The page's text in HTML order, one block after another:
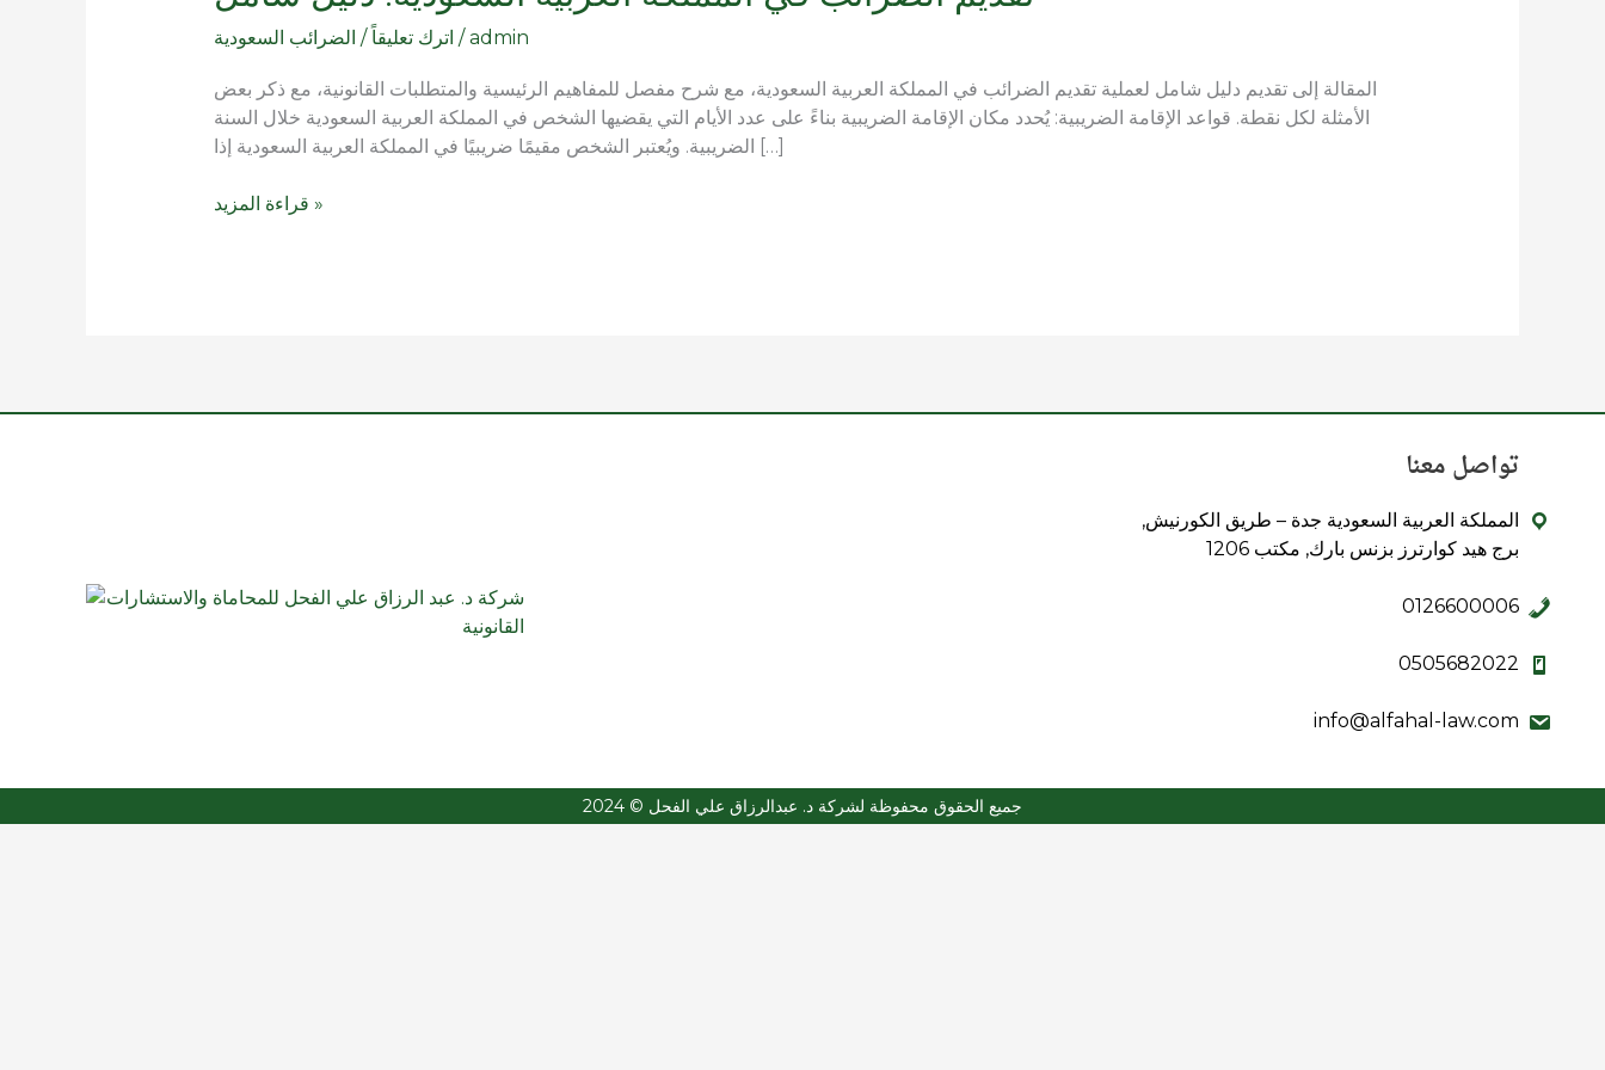
اترك تعليقاً / الضرائب السعودية /admin
المقالة إلى تقديم دليل شامل لعملية تقديم الضرائب في المملكة العربية السعودية، مع شرح مفصل للمفاهيم الرئيسية والمتطلبات القانونية، مع ذكر بعض
الأمثلة لكل نقطة. قواعد الإقامة الضريبية: يُحدد مكان الإقامة الضريبية بناءً على عدد الأيام التي يقضيها الشخص في المملكة العربية السعودية خلال السنة
الضريبية. ويُعتبر الشخص مقيمًا ضريبيًا في المملكة العربية السعودية إذا […]
الضرائب
في
العربية
السعودية:
دليل
قراءة المزيد »
تواصل معنا
المملكة العربية السعودية جدة – طريق الكورنيش,
برج هيد كوارترز بزنس بارك, مكتب 1206
0126600006
0505682022
info@alfahal-law.com
2024 © جميع الحقوق محفوظة لشركة د. عبدالرزاق علي الفحل